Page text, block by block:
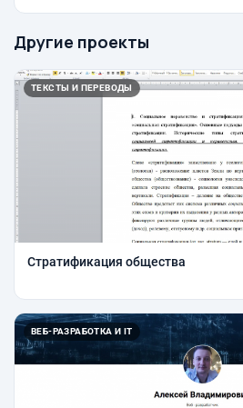
Другие проекты
ТЕКСТЫ И ПЕРЕВОДЫ
Стратификация общества
ВЕБ-РАЗРАБОТКА И IT